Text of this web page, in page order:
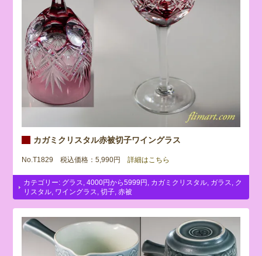
カガミクリスタル赤被切子ワイングラス
No.T1829 税込価格：5,990円 詳細はこちら
カテゴリー: グラス ,4000円から5999円 カガミクリスタル ガラス
ク
リスタル ワイングラス ,切子 ,赤被